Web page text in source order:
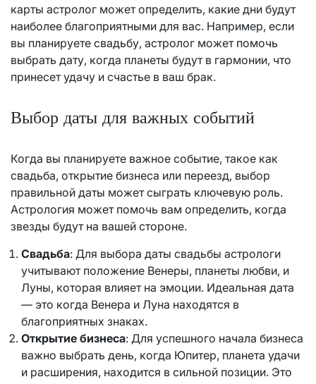
карты астролог может определить, какие дни будут
наиболее благоприятными для вас. Например, если
вы планируете свадьбу, астролог может помочь
выбрать дату, когда планеты будут в гармонии, что
принесет удачу и счастье в ваш брак.
Выбор даты для важных событий
Когда вы планируете важное событие, такое как
свадьба, открытие бизнеса или переезд, выбор
правильной даты может сыграть ключевую роль.
Астрология может помочь вам определить, когда
звезды будут на вашей стороне.
Свадьба: Для выбора даты свадьбы астрологи
учитывают положение Венеры, планеты любви, и
Луны, которая влияет на эмоции. Идеальная дата
— это когда Венера и Луна находятся в
благоприятных знаках.
Открытие бизнеса: Для успешного начала бизнеса
важно выбрать день, когда Юпитер, планета удачи
и расширения, находится в сильной позиции. Это